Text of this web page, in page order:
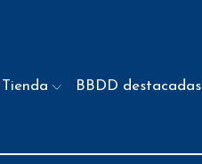
Tienda BBDD destacadas